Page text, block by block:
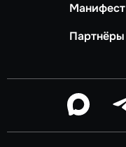
Манифест
Партнёры